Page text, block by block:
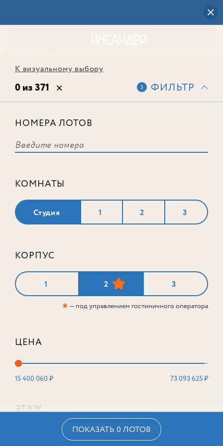
К визуальному выбору
0 из 371 5 ФИЛЬТР
НОМЕРА ЛОТОВ
КОМНАТЫ
Студия 1 2 3
КОРПУС
1 2 3
★— под управлением гостиничного оператора
ЦЕНА
15 400 060 ₽ 73 093 625 ₽
ЭТАЖ
ПОКАЗАТЬ 0 ЛОТОВ
соответствует ни одного лота